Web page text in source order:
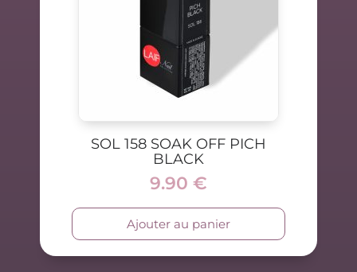
SOL 158 SOAK OFF PICH
BLACK
9.90 €
Ajouter au panier